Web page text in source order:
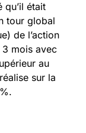
qu’il était
tour global
de l’action
mois avec
au
sur la